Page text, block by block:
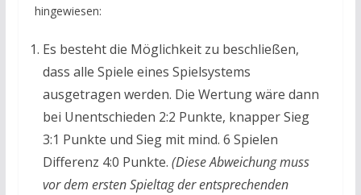
hingewiesen:
Es besteht die Möglichkeit zu beschließen,
dass alle Spiele eines Spielsystems
ausgetragen werden. Die Wertung wäre dann
bei Unentschieden 2:2 Punkte, knapper Sieg
3:1 Punkte und Sieg mit mind. 6 Spielen
Differenz 4:0 Punkte. (Diese Abweichung muss
vor dem ersten Spieltag der entsprechenden